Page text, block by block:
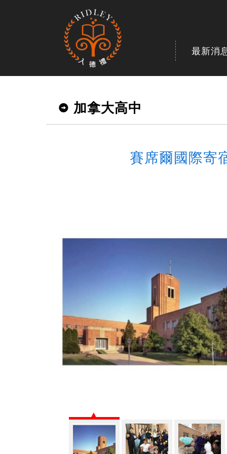
最新消
加拿大高中
賽席爾國際